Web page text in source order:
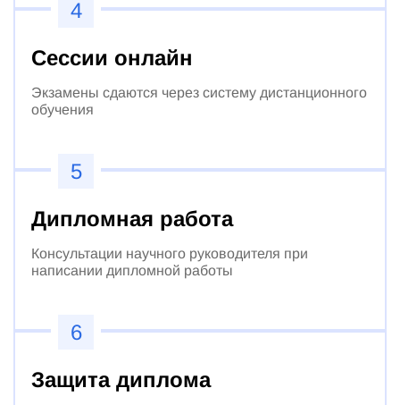
4
Сессии онлайн
Экзамены сдаются через систему дистанционного
обучения
5
Дипломная работа
Консультации научного руководителя при
написании дипломной работы
6
Защита диплома